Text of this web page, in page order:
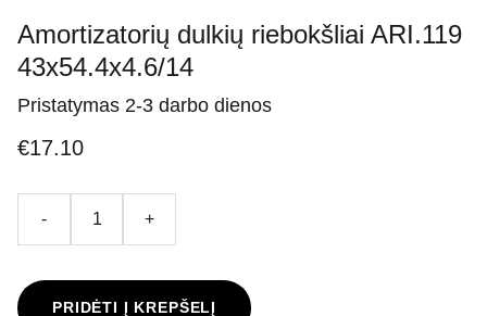
Amortizatorių dulkių riebokšliai ARI.119
43x54.4x4.6/14
Pristatymas 2-3 darbo dienos
€17.10
- +
PRIDĖTI Į KREPŠELĮ